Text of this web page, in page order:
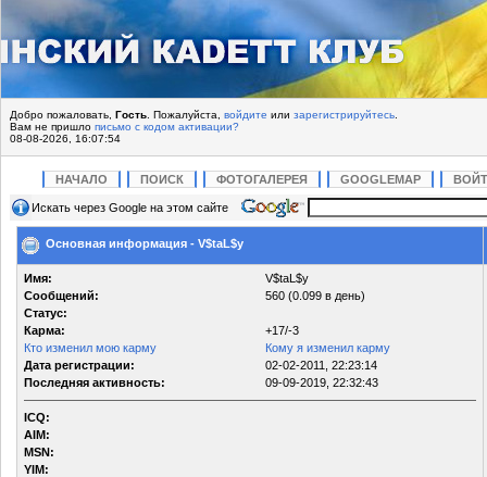
Добро пожаловать, Гость . Пожалуйста, войдите или зарегистрируйтесь
Вам не пришло письмо с кодом активации?
08-08-2026, 16:07:54
НАЧАЛО ПОИСК ФОТОГАЛЕРЕЯ GOOGLEMAP
Искать через Google на этом сайте
Основная информация - V$taL$y
Имя:
V$taL$y
Сообщений:
560 (0.099 в день)
Статус:
Карма:
+17/-3
Кто изменил мою карму
Кому я изменил карму
Дата регистрации:
02-02-2011, 22:23:14
Последняя активность:
09-09-2019, 22:32:43
ICQ:
AIM:
MSN:
YIM: